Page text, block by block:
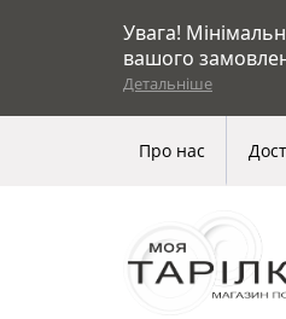
Увага!
вашого
Детальніше
Про нас